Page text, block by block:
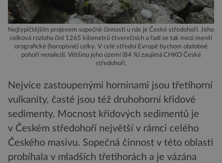
Nejtypičtějším projevem sopečné činnosti u nás je České středohoří. Jeho
celková rozloha činí 1265 kilometrů čtverečních a řadí se tak mezi menší
orografické (horopisné) celky. V celé střední Evropě bychom obdobné
pohoří nenalezli. Většinu jeho území (84 %) zaujímá CHKO České
středohoří.
Nejvíce zastoupenými horninami jsou třetihorní
vulkanity, časté jsou též druhohorní křídové
sedimenty. Mocnost křídových sedimentů je
v Českém středohoří největší v rámci celého
Českého masivu. Sopečná činnost v této oblasti
probíhala v mladších třetihorách a je vázána